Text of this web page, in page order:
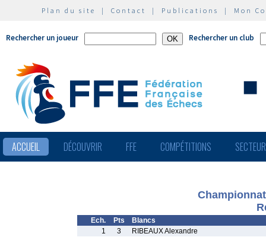
Plan du site | Contact | Publications | Mon
Rechercher un joueur Rechercher un club
ACCUEIL DÉCOUVRIR FFE COMPÉTITIONS
Ech. Pts
Blancs
1
3
RIBEAUX Alexandre